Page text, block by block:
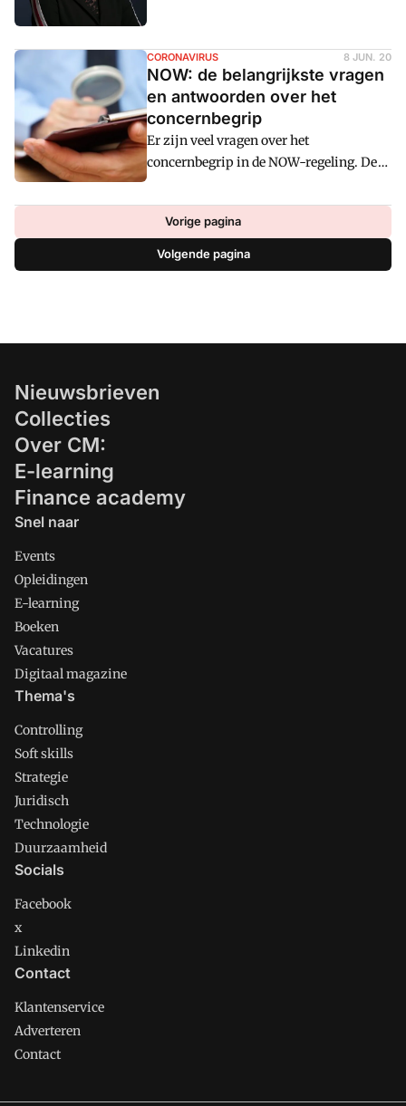
Accountants in Business haar rol als
bestuurslid overgedragen aan Hems.
CORONAVIRUS 8 JUN. 20
NOW: de belangrijkste vragen
en antwoorden over het
concernbegrip
Er zijn veel vragen over het
concernbegrip in de NOW-regeling. De
NBA heeft in overleg met het Ministerie
van Sociale Zaken en Werkgelegenheid
een uitgebreide FAQ opgesteld. Cm: geeft
hier de belangrijkste vragen en
antwoorden weer.
Vorige pagina
Volgende pagina
Nieuwsbrieven
Collecties
Over CM:
E-learning
Finance academy
Snel naar
Events
Opleidingen
E-learning
Boeken
Vacatures
Digitaal magazine
Thema's
Controlling
Soft skills
Strategie
Juridisch
Technologie
Duurzaamheid
Socials
Facebook
x
Linkedin
Contact
Klantenservice
Adverteren
Contact